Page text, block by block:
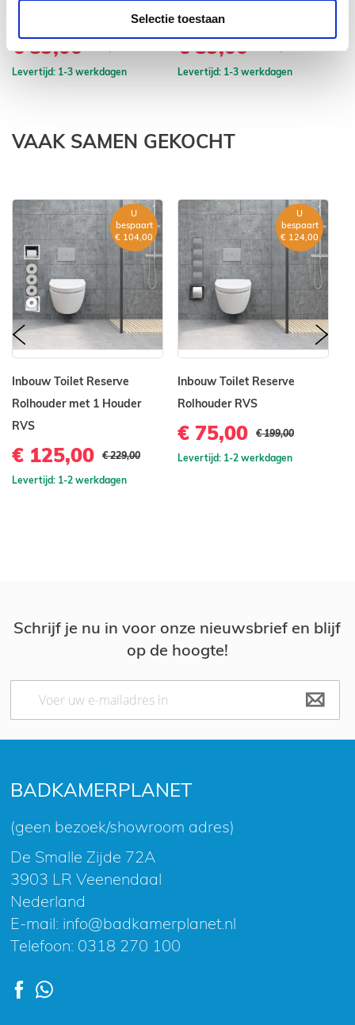
Selectie toestaan
€ 89,00
Levertijd: 1-3 werkdagen
48 cm
€ 89,00
Levertijd: 1-3 werkdagen
VAAK SAMEN GEKOCHT
Inbouw Toilet Reserve
Rolhouder met 1 Houder
RVS
U
bespaart
€ 104,00
€ 125,00 € 229,00
Levertijd: 1-2 werkdagen
Inbouw Toilet Reserve
Rolhouder RVS
U
bespaart
€ 124,00
€ 75,00 € 199,00
Levertijd: 1-2 werkdagen
prev
BADKAMERPLANET
(geen bezoek/showroom adres)
De Smalle Zijde 72A
3903 LR Veenendaal
Nederland
E-mail: info@badkamerplanet.nl
Telefoon: 0318 270 100
Schrijf je nu in voor onze nieuwsbrief en blijf
op de hoogte!
Abonneer
op
nieuwsbrief